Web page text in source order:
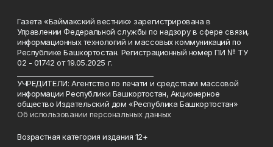
Газета «Баймакский вестник» зарегистрирована в
Управлении Федеральной службы по надзору в сфере связи,
информационных технологий и массовых коммуникаций по
Республике Башкортостан. Регистрационный номер ПИ № ТУ
02 - 01742 от 19.05.2025 г.
УЧРЕДИТЕЛИ: Агентство по печати и средствам массовой
информации Республики Башкортостан, Акционерное
общество Издательский дом «Республика Башкортостан»
Об использовании персональных данных
Возрастная категория издания 12+